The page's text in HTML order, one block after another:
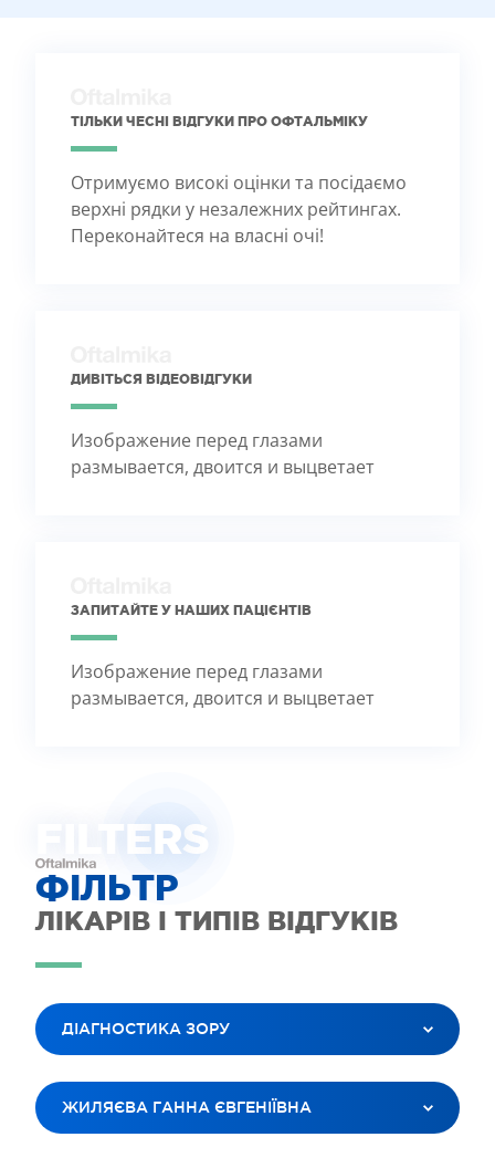
ТІЛЬКИ ЧЕСНІ ВІДГУКИ ПРО ОФТАЛЬМІКУ
Отримуємо високі оцінки та посідаємо
верхні рядки у незалежних рейтингах.
Переконайтеся на власні очі!
ДИВІТЬСЯ ВІДЕОВІДГУКИ
Изображение перед глазами
размывается, двоится и выцветает
ЗАПИТАЙТЕ У НАШИХ ПАЦІЄНТІВ
Изображение перед глазами
размывается, двоится и выцветает
FILTERS
ФІЛЬТР
ЛІКАРІВ І ТИПІВ ВІДГУКІВ
ДІАГНОСТИКА ЗОРУ
ВСІ ПОСЛУГИ
ЛАЗЕРНА КОРЕКЦІЯ ЗОРУ
ЖИЛЯЄВА ГАННА ЄВГЕНІЇВНА